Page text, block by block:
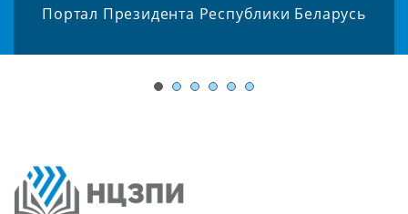
Портал Президента Республики Беларусь